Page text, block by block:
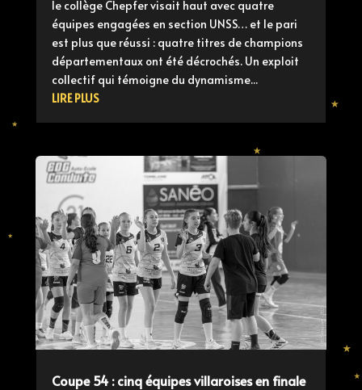
le collège Chepfer visait haut avec quatre
équipes engagées en section UNSS… et le pari
est plus que réussi : quatre titres de champions
départementaux ont été décrochés. Un exploit
collectif qui témoigne du dynamisme...
LIRE PLUS
Coupe 54 : cinq équipes villaroises en finale